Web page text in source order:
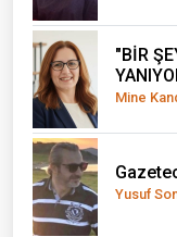
"BİR
Mine
Yusuf